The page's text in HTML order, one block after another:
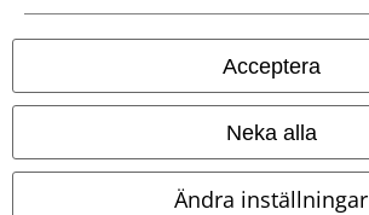
Acceptera
Neka alla
Ändra inställningar
Ladda ner villkoren
Avfallshantering och miljöskydd
Försäkran om överensstämmelse
Information om tillgänglighet